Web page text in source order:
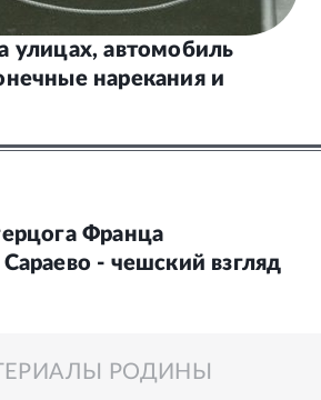
улицах, автомобиль
нарекания и
Франца
- чешский взгляд
РОДИНЫ